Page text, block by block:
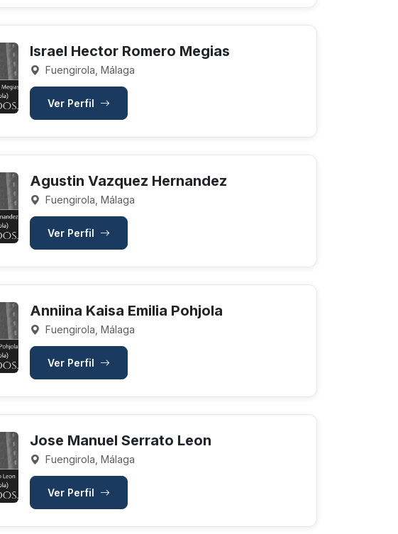
Israel Hector Romero Megias
Fuengirola, Málaga
Ver Perfil
Agustin Vazquez Hernandez
Fuengirola, Málaga
Ver Perfil
Anniina Kaisa Emilia Pohjola
Fuengirola, Málaga
Ver Perfil
Jose Manuel Serrato Leon
Fuengirola, Málaga
Ver Perfil